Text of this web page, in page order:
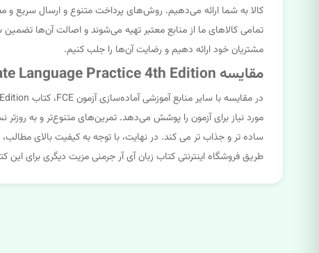
کالا به شما ارائه می‌دهیم. روش‌های پرداخت متنوع و ارسال سریع و
تمامی کالاهای ما از منابع معتبر تهیه می‌شوند و اصالت آن‌ها
مشتریان خود ارائه دهیم و رضایت آن‌ها را جلب کنیم.
مقایسه First Certificate Language Practice 4th Edition با سایر منابع آموزشی
مورد نیاز برای آزمون را پوشش می‌دهد. تمرین‌های متنوع‌تر و به
طریق فروشگاه اینترنتی کتاب زبان آی آر جرمنی مزیت دیگری برای